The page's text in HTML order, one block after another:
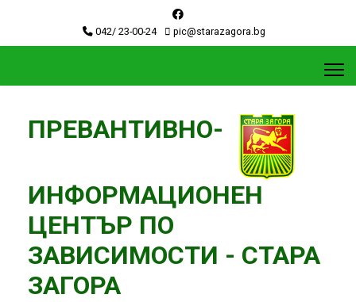
042/ 23-00-24 pic@starazagora.bg
ПРЕВАНТИВНО-
ИНФОРМАЦИОНЕН
ЦЕНТЪР ПО
ЗАВИСИМОСТИ - СТАРА
ЗАГОРА